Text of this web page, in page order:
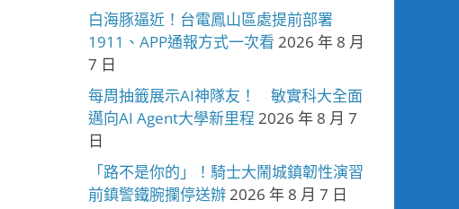
白海豚逼近！台電鳳山區處提前部署
1911、APP通報方式一次看 2026 年 8 月
7 日
每周抽籤展示AI神隊友！ 敏實科大全面
邁向AI Agent大學新里程 2026 年 8 月 7
日
「路不是你的」！騎士大鬧城鎮韌性演習
前鎮警鐵腕攔停送辦2026 年 8 月 7 日